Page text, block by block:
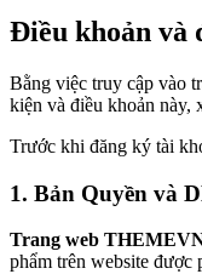
Điều khoản và
Bằng việc truy cập vào
kiện và điều khoản này,
Trước khi đăng ký tài
1. Bản Quyền và
Trang web
phẩm trên website được